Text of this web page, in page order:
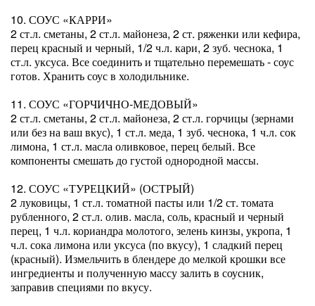
10. СОУС «КАРРИ»
2 ст.л. сметаны, 2 ст.л. майонеза, 2 ст. ряженки или кефира,
перец красный и черный, 1/2 ч.л. кари, 2 зуб. чеснока, 1
ст.л. уксуса. Все соединить и тщательно перемешать - соус
готов. Хранить соус в холодильнике.
11. СОУС «ГОРЧИЧНО-МЕДОВЫЙ»
2 ст.л. сметаны, 2 ст.л. майонеза, 2 ст.л. горчицы (зернами
или без на ваш вкус), 1 ст.л. меда, 1 зуб. чеснока, 1 ч.л. сок
лимона, 1 ст.л. масла оливковое, перец белый. Все
компоненты смешать до густой однородной массы.
12. СОУС «ТУРЕЦКИЙ» (ОСТРЫЙ)
2 луковицы, 1 ст.л. томатной пасты или 1/2 ст. томата
рубленного, 2 ст.л. олив. масла, соль, красный и черный
перец, 1 ч.л. кориандра молотого, зелень кинзы, укропа, 1
ч.л. сока лимона или уксуса (по вкусу), 1 сладкий перец
(красный). Измельчить в блендере до мелкой крошки все
ингредиенты и полученную массу залить в соусник,
заправив специями по вкусу.